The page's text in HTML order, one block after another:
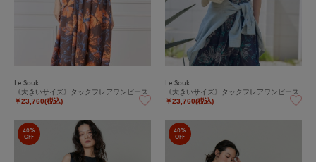
Le Souk
《大きいサイズ》タックフレアワンピース
￥23,760(税込)
Le Souk
《大きいサイズ》タックフレアワンピース
￥23,760(税込)
40%
OFF
40%
OFF